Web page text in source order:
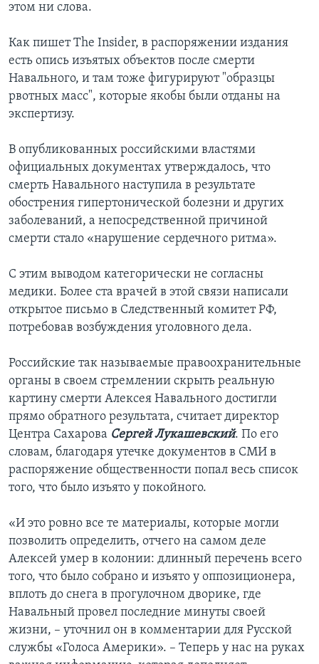
этом ни слова.
Как пишет The Insider, в распоряжении издания
есть опись изъятых объектов после смерти
Навального, и там тоже фигурируют "образцы
рвотных масс", которые якобы были отданы на
экспертизу.
В опубликованных российскими властями
официальных документах утверждалось, что
смерть Навального наступила в результате
обострения гипертонической болезни и других
заболеваний, а непосредственной причиной
смерти стало «нарушение сердечного ритма».
С этим выводом категорически не согласны
медики. Более ста врачей в этой связи написали
открытое письмо в Следственный комитет РФ,
потребовав возбуждения уголовного дела.
Российские так называемые правоохранительные
органы в своем стремлении скрыть реальную
картину смерти Алексея Навального достигли
прямо обратного результата, считает директор
Центра Сахарова Сергей Лукашевский. По его
словам, благодаря утечке документов в СМИ в
распоряжение общественности попал весь список
того, что было изъято у покойного.
«И это ровно все те материалы, которые могли
позволить определить, отчего на самом деле
Алексей умер в колонии: длинный перечень всего
того, что было собрано и изъято у оппозиционера,
вплоть до снега в прогулочном дворике, где
Навальный провел последние минуты своей
жизни, – уточнил он в комментарии для Русской
службы «Голоса Америки». – Теперь у нас на руках